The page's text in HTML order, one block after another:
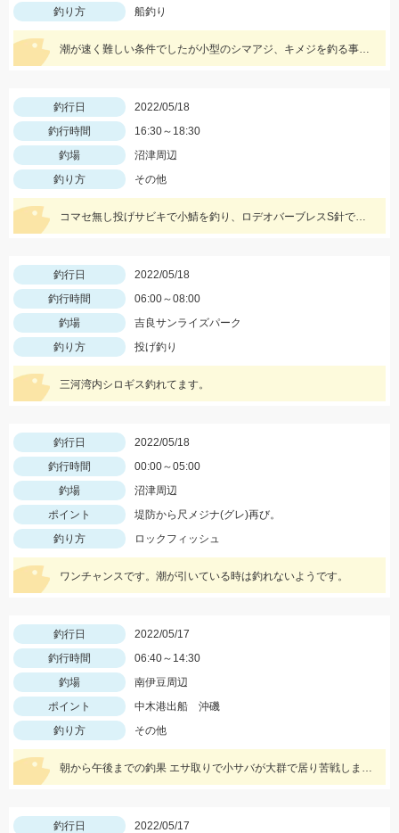
釣り方 船釣り
潮が速く難しい条件でしたが小型のシマアジ、キメジを釣る事ができました。
釣行日
2022/05/18
釣行時間
16:30～18:30
釣場
沼津周辺
釣り方
その他
コマセ無し投げサビキで小鯖を釣り、ロデオバーブレスS針で泳がせしてヒラメゲット。
釣行日
2022/05/18
釣行時間
06:00～08:00
釣場
吉良サンライズパーク
釣り方
投げ釣り
三河湾内シロギス釣れてます。
釣行日
2022/05/18
釣行時間
00:00～05:00
釣場
沼津周辺
ポイント
堤防から尺メジナ(グレ)再び。
釣り方
ロックフィッシュ
ワンチャンスです。潮が引いている時は釣れないようです。
釣行日
2022/05/17
釣行時間
06:40～14:30
釣場
南伊豆周辺
ポイント
中木港出船 沖磯
釣り方
その他
朝から午後までの釣果 エサ取りで小サバが大群で居り苦戦しました。
釣行日
2022/05/17